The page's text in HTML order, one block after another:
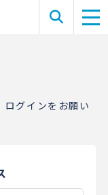
ログインをお願い